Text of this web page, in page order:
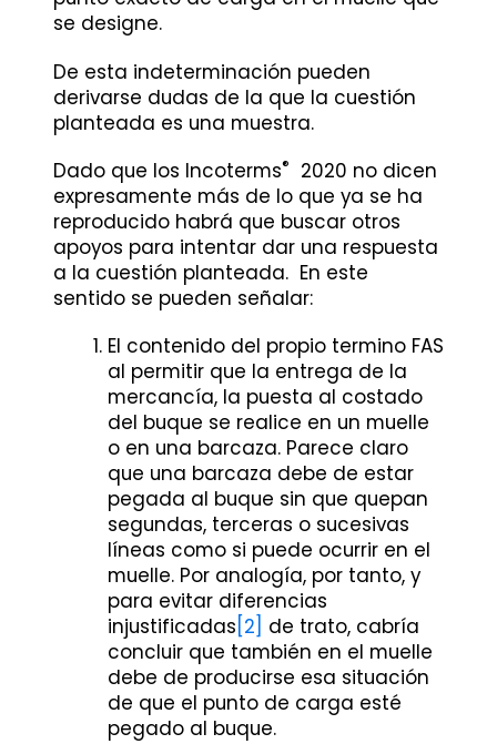
se designe.
De esta indeterminación pueden
derivarse dudas de la que la cuestión
planteada es una muestra.
Dado que los Incoterms®
2020 no dicen
expresamente más de lo que ya se ha
reproducido habrá que buscar otros
apoyos para intentar dar una respuesta
a la cuestión planteada. En este
sentido se pueden señalar:
El contenido del propio termino FAS
al permitir que la entrega de la
mercancía, la puesta al costado
del buque se realice en un muelle
o en una barcaza. Parece claro
que una barcaza debe de estar
pegada al buque sin que quepan
segundas, terceras o sucesivas
líneas como si puede ocurrir en el
muelle. Por analogía, por tanto, y
para evitar diferencias
injustificadas [2] de trato, cabría
concluir que también en el muelle
debe de producirse esa situación
de que el punto de carga esté
pegado al buque.